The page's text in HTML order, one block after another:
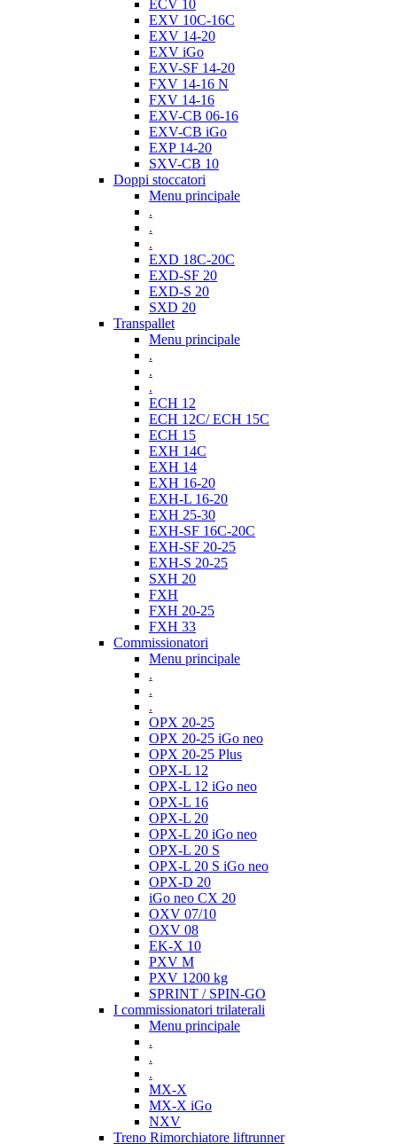
ECV 10
EXV 10C-16C
EXV 14-20
EXV iGo
EXV-SF 14-20
FXV 14-16 N
FXV 14-16
EXV-CB 06-16
EXV-CB iGo
EXP 14-20
SXV-CB 10
Doppi stoccatori
Menu principale
.
.
.
EXD 18C-20C
EXD-SF 20
EXD-S 20
SXD 20
Transpallet
Menu principale
.
.
.
ECH 12
ECH 12C/ ECH 15C
ECH 15
EXH 14C
EXH 14
EXH 16-20
EXH-L 16-20
EXH 25-30
EXH-SF 16C-20C
EXH-SF 20-25
EXH-S 20-25
SXH 20
FXH
FXH 20-25
FXH 33
Commissionatori
Menu principale
.
.
.
OPX 20-25
OPX 20-25 iGo neo
OPX 20-25 Plus
OPX-L 12
OPX-L 12 iGo neo
OPX-L 16
OPX-L 20
OPX-L 20 iGo neo
OPX-L 20 S
OPX-L 20 S iGo neo
OPX-D 20
iGo neo CX 20
OXV 07/10
OXV 08
EK-X 10
PXV M
PXV 1200 kg
SPRINT / SPIN-GO
I commissionatori trilaterali
Menu principale
.
.
.
MX-X
MX-X iGo
NXV
Treno Rimorchiatore liftrunner